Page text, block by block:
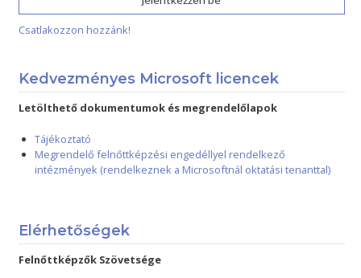
Csatlakozzon hozzánk!
Kedvezményes Microsoft licencek
Letölthető dokumentumok és megrendelőlapok
Tájékoztató
Megrendelő felnőttképzési engedéllyel rendelkező
intézmények (rendelkeznek a Microsoftnál oktatási tenanttal)
Elérhetőségek
Felnőttképzők Szövetsége